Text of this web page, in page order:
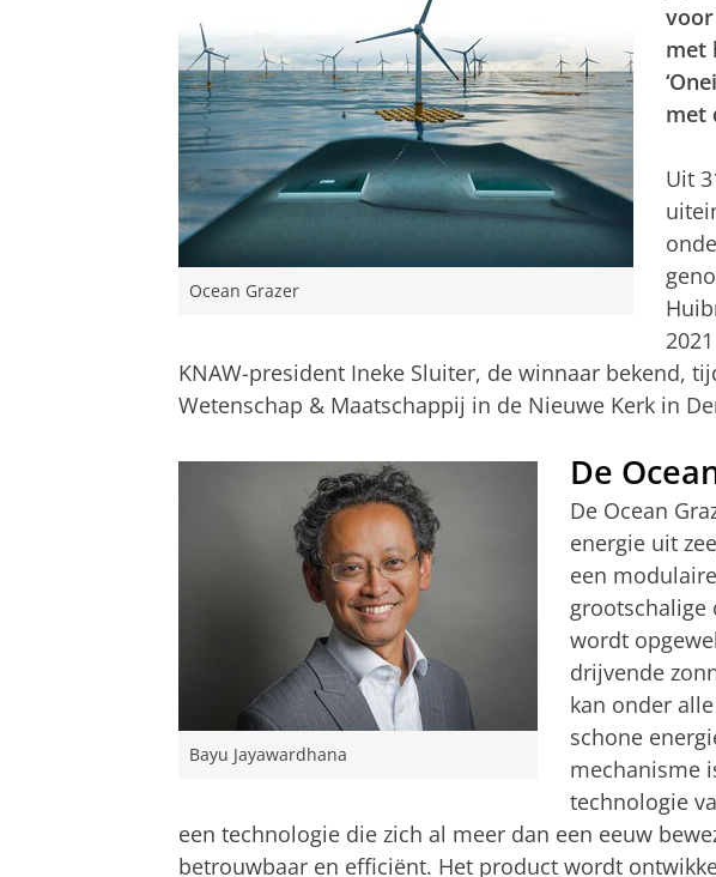
Ocean Grazer
met
met
Uit
KNAW-president Ineke Sluiter, de winnaar bekend,
Wetenschap & Maatschappij in de Nieuwe Kerk in
Bayu Jayawardhana
De
De Ocean
energie uit
een
grootschalige
wordt
drijvende
kan onder
schone
mechanisme
technologie
een technologie die zich al meer dan een eeuw
betrouwbaar en efficiënt. Het product wordt